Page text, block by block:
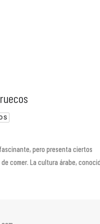
pero presenta ciertos
comer. La cultura árabe,